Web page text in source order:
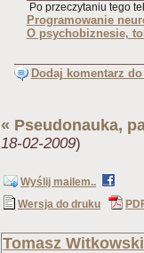
Po przeczytaniu tego
Programowanie
O psychobiznesie,
Dodaj komentarz
« Pseudonauka,
18-02-2009)
Wyślij mailem..
Wersja do druku
Tomasz Witkowski